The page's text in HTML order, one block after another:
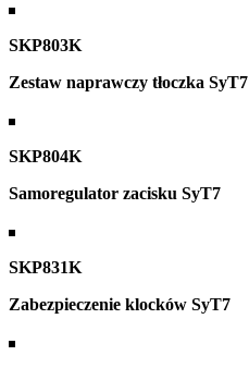
SKP803K
Zestaw naprawczy tłoczka SyT7
SKP804K
Samoregulator zacisku SyT7
SKP831K
Zabezpieczenie klocków SyT7